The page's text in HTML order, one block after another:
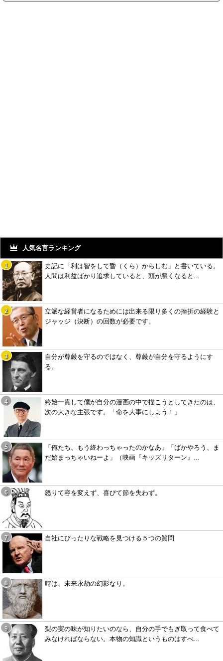
人気名言ランキング
史記に「利は智をして昏（くら）からしむ」と書いている。
人間は利益ばかり追求していると、頭が悪くなると...
立派な経営者になるためには出来る限り多くの挫折の経験と
ジャッジ（決断）の回数が必要です。
自分が尊厳を守るのではなく、尊厳が自分を守るようにす
る。
終始一貫して僕が自分の漫画の中で描こうとしてきたのは、
次の大きな主張です。「命を大事にしよう！」
「俺たち、もう終わっちゃったのかなあ」「ばかやろう、ま
だ始まっちゃいねーよ」（映画『キッズリターン』...
怒りて容を変えず、喜びて節を失わず。
自社にぴったりな戦略を見つける５つの質問
時は、未来永劫の幻影なり。
梨の実の味が知りたいのなら、自分の手でもぎ取って食べて
みなければならない。本物の知識というものはすべ...